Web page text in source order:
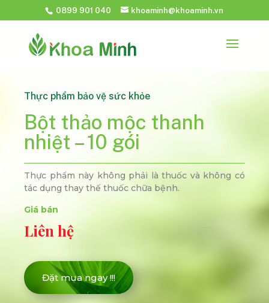
0899 901 040 khoaminh@khoaminh.vn
Thực phẩm bảo vệ sức khỏe
Bột thảo mộc thanh
nhiệt – 10 gói
Thực phẩm này không phải là thuốc và không có
tác dụng thay thế thuốc chữa bệnh.
Giá bán
Liên hệ
Đặt mua ngay !!!